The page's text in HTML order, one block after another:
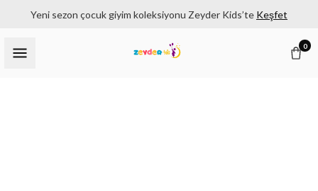
Yeni sezon çocuk giyim koleksiyonu Zeyder Kids’te Keşfet
0